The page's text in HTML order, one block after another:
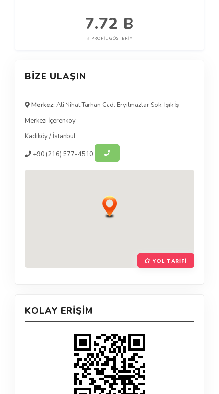
7.72 B
PROFIL GÖSTERIM
BIZE ULAŞIN
Merkez: Ali Nihat Tarhan Cad. Eryılmazlar Sok. Işık İş
Merkezi İçerenköy
Kadıköy/ İstanbul
+90 (216) 577-4510
YOL TARIFI
KOLAY ERIŞIM